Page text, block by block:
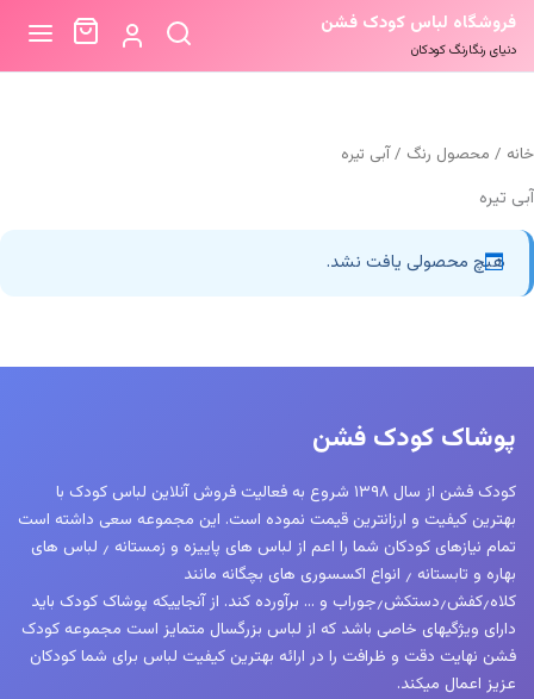
فروشگاه لباس کودک فشن
دنیای رنگارنگ کودکان
خانه / محصول رنگ / آبی تیره
آبی تیره
هیچ محصولی یافت نشد.
پوشاک کودک فشن
کودک فشن از سال ۱۳۹۸ شروع به فعالیت فروش آنلاین لباس کودک با
بهترین کیفیت و ارزانترین قیمت نموده است. این مجموعه سعی داشته است
تمام نیازهای کودکان شما را اعم از لباس های پاییزه و زمستانه ٫ لباس های
بهاره و تابستانه ٫ انواع اکسسوری های بچگانه مانند
کلاه٫کفش٫دستکش٫جوراب و … برآورده کند. از آنجاییکه پوشاک کودک باید
دارای ویژگیهای خاصی باشد که از لباس بزرگسال متمایز است مجموعه کودک
فشن نهایت دقت و ظرافت را در ارائه بهترین کیفیت لباس برای شما کودکان
عزیز اعمال میکند.